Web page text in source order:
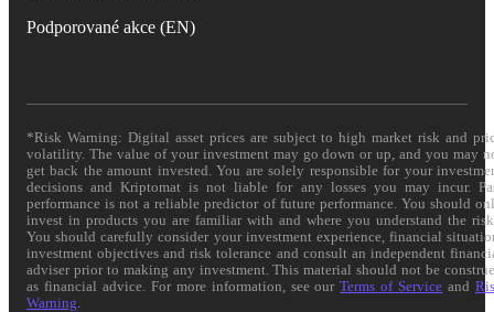
Podporované akce (EN)
*Risk Warning: Digital asset prices are subject to high market risk and
volatility. The value of your investment may go down or up, and you may
get back the amount invested. You are solely responsible for your
decisions and Kriptomat is not liable for any losses you may incur.
performance is not a reliable predictor of future performance. You should
invest in products you are familiar with and where you understand the
You should carefully consider your investment experience, financial
investment objectives and risk tolerance and consult an independent
adviser prior to making any investment. This material should not be
as financial advice. For more information, see ourTerms of Service and
Warning